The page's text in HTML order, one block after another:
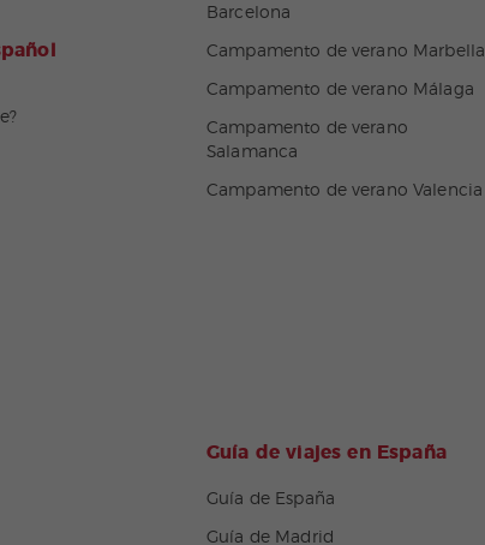
Barcelona
Campamento de verano Marbella
Campamento de verano Málaga
Campamento de verano
Salamanca
Campamento de verano Valencia
Guía de viajes en España
Guía de España
Guía de Madrid